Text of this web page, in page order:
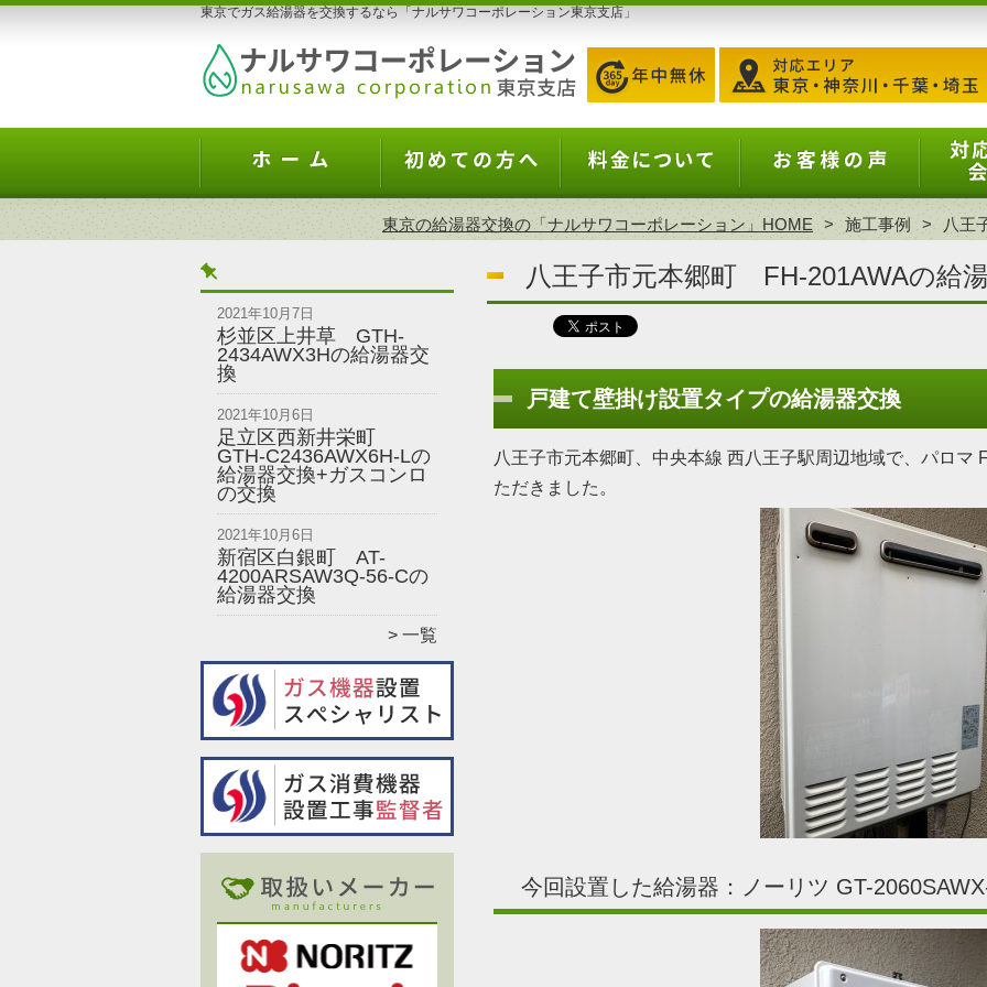
東京でガス給湯器を交換するなら「ナルサワコーポレーション東京支店」
東京の給湯器交換の「ナルサワコーポレーション」HOME 施工事例 八王
2021年10月7日
杉並区上井草 GTH-
2434AWX3Hの給湯器交
換
2021年10月6日
足立区西新井栄町
GTH-C2436AWX6H-Lの
給湯器交換+ガスコンロ
の交換
2021年10月6日
新宿区白銀町 AT-
4200ARSAW3Q-56-Cの
給湯器交換
一覧
八王子市元本郷町 FH-201AWAの給
戸建て壁掛け設置タイプの給湯器交換
八王子市元本郷町、中央本線 西八王子駅周辺地域で、パロマ
ただきました。
今回設置した給湯器：ノーリツ GT-